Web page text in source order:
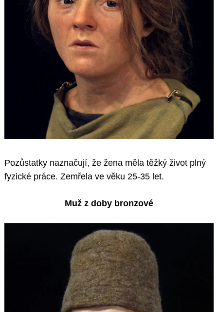
Pozůstatky naznačují, že žena měla těžký život plný
fyzické práce. Zemřela ve věku 25-35 let.
Muž z doby bronzové